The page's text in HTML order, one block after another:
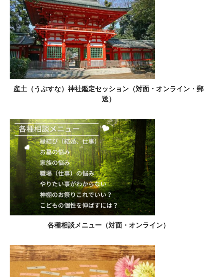
産土（うぶすな）神社鑑定セッション（対面・オンライン・郵
送）
各種相談メニュー（対面・オンライン）